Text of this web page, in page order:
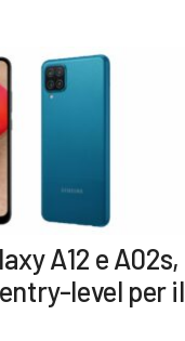
A12 e A02s,
level per il